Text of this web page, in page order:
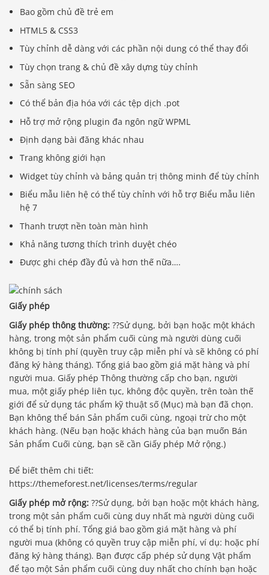
Bao gồm chủ đề trẻ em
HTML5 & CSS3
Tùy chỉnh dễ dàng với các phần nội dung có thể thay đổi
Tùy chọn trang & chủ đề xây dựng tùy chỉnh
Sẵn sàng SEO
Có thể bản địa hóa với các tệp dịch .pot
Hỗ trợ mở rộng plugin đa ngôn ngữ WPML
Định dạng bài đăng khác nhau
Trang không giới hạn
Widget tùy chỉnh và bảng quản trị thông minh để tùy chỉnh
Biểu mẫu liên hệ có thể tùy chỉnh với hỗ trợ Biểu mẫu liên
hệ 7
Thanh trượt nền toàn màn hình
Khả năng tương thích trình duyệt chéo
Được ghi chép đầy đủ và hơn thế nữa….
Giấy phép
Giấy phép thông thường: ??Sử dụng, bởi bạn hoặc một khách
hàng, trong một sản phẩm cuối cùng mà người dùng cuối
không bị tính phí (quyền truy cập miễn phí và sẽ không có phí
đăng ký hàng tháng). Tổng giá bao gồm giá mặt hàng và phí
người mua. Giấy phép Thông thường cấp cho bạn, người
mua, một giấy phép liên tục, không độc quyền, trên toàn thế
giới để sử dụng tác phẩm kỹ thuật số (Mục) mà bạn đã chọn.
Bạn không thể bán Sản phẩm cuối cùng, ngoại trừ cho một
khách hàng. (Nếu bạn hoặc khách hàng của bạn muốn Bán
Sản phẩm Cuối cùng, bạn sẽ cần Giấy phép Mở rộng.)
Để biết thêm chi tiết:
https://themeforest.net/licenses/terms/regular
Giấy phép mở rộng: ??Sử dụng, bởi bạn hoặc một khách hàng,
trong một sản phẩm cuối cùng duy nhất mà người dùng cuối
có thể bị tính phí. Tổng giá bao gồm giá mặt hàng và phí
người mua (không có quyền truy cập miễn phí, ví dụ: hoặc phí
đăng ký hàng tháng). Bạn được cấp phép sử dụng Vật phẩm
để tạo một Sản phẩm cuối cùng duy nhất cho chính bạn hoặc